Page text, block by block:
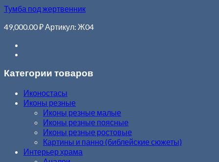
Тумба под жертвенник
49,000.00₽ Артикул: Ж04
Категории товаров
Иконостасы
Иконы резные
Иконы резные малые
Иконы резные поясные
Иконы резные ростовые
Картины и панно (библейские сюжеты)
Интерьер храма